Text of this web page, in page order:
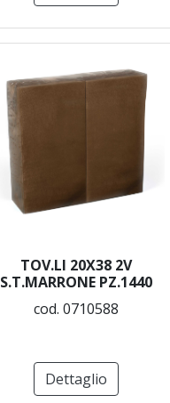
TOV.LI 20X38 2V
S.T.MARRONE PZ.1440
cod. 0710588
Dettaglio